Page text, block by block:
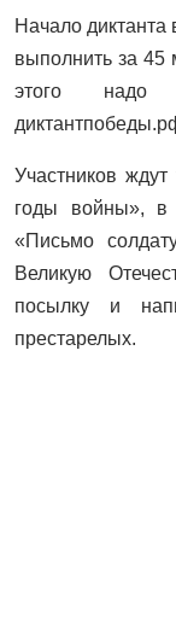
Начало
выполнить за 45
этого надо
Участников ждут
годы войны», в
«Письмо
Великую
посылку и
престарелых.